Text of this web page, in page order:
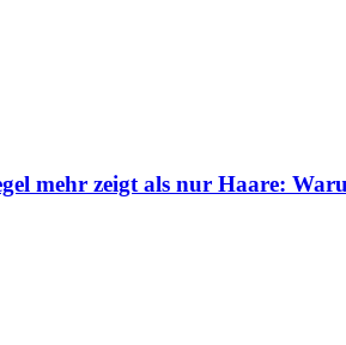
mehr zeigt als nur Haare: